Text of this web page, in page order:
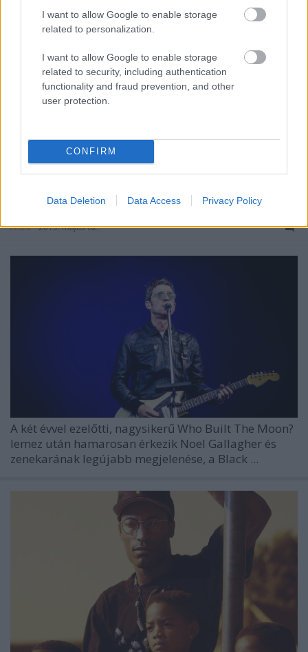
I want to allow Google to enable storage
related to personalization.
I want to allow Google to enable storage
related to security, including authentication
functionality and fraud prevention, and other
user protection.
CONFIRM
Data Deletion Data Access Privacy Policy
Új Noel Gallagher-dal és EP
Á.Sza•2019. május 02.
A két évvel ezelőtti, nagysikerű Who Built The Moon?
lemez után hamarosan érkezik Noel Gallagher és
zenekarának legújabb megjelenése, a Black ...